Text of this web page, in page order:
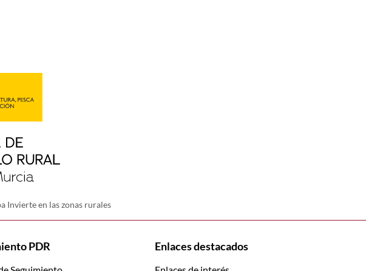
Invierte en las zonas rurales
PDR Enlaces destacados